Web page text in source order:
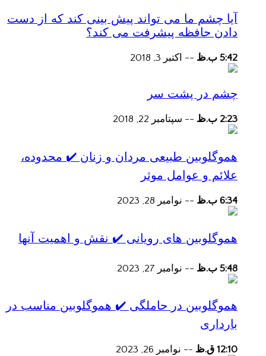
آیا چشم ما می تواند پیش بینی کند که از دست
دادن حافظه پیشرفت می کند؟
5:42 ب.ظ -- اکتبر 3, 2018
چشم در پشت سر
2:23 ب.ظ -- سپتامبر 22, 2018
هموگلوبین طبیعی مردان و زنان ✔️ محدوده،
علائم و عوامل موثر
6:34 ب.ظ -- نوامبر 28, 2023
هموگلوبین های رویانی ✔️ نقش و اهمیت آنها
5:48 ب.ظ -- نوامبر 27, 2023
هموگلوبین در حاملگی ✔️ هموگلوبین مناسب در
بارداری
12:10 ق.ظ -- نوامبر 26, 2023